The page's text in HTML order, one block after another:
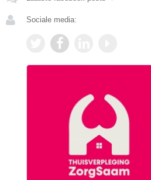
Sociale media: